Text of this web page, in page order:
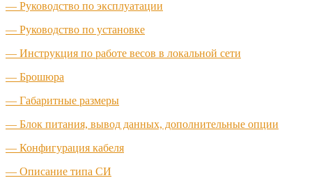
— Руководство по эксплуатации
— Руководство по установке
— Инструкция по работе весов в локальной сети
— Брошюра
— Габаритные размеры
— Блок питания, вывод данных, дополнительные опции
— Конфигурация кабеля
— Описание типа СИ